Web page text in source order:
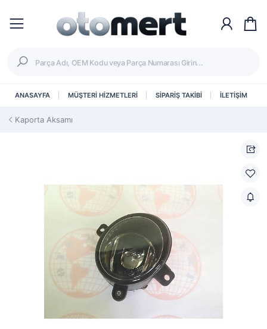
ANASAYFA MÜŞTERİ HİZMETLERİ SİPARİŞ TAKİBİ İLETİŞİM
Kaporta Aksamı